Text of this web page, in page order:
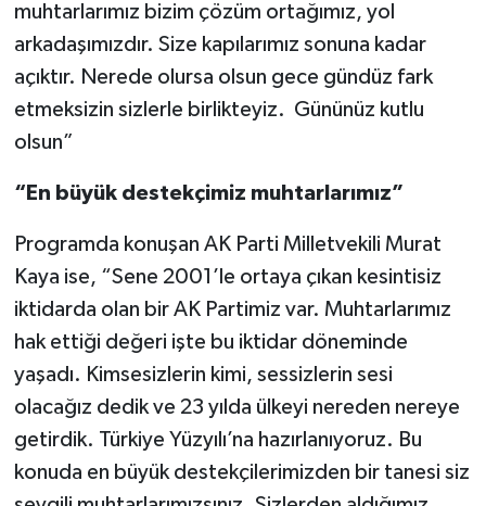
muhtarlarımız bizim çözüm ortağımız, yol
arkadaşımızdır. Size kapılarımız sonuna kadar
açıktır. Nerede olursa olsun gece gündüz fark
etmeksizin sizlerle birlikteyiz. Gününüz kutlu
olsun”
“En büyük destekçimiz muhtarlarımız”
Programda konuşan AK Parti Milletvekili Murat
Kaya ise, “Sene 2001’le ortaya çıkan kesintisiz
iktidarda olan bir AK Partimiz var. Muhtarlarımız
hak ettiği değeri işte bu iktidar döneminde
yaşadı. Kimsesizlerin kimi, sessizlerin sesi
olacağız dedik ve 23 yılda ülkeyi nereden nereye
getirdik. Türkiye Yüzyılı’na hazırlanıyoruz. Bu
konuda en büyük destekçilerimizden bir tanesi siz